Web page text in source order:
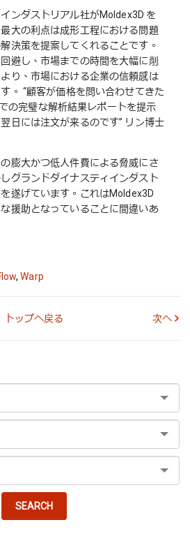
ンダストリアル社がMoldex3D を
大の利点は成形工程における問題
決策を提案してくれることです。
避し、市場までの時間を大幅に削
り、市場における企業の信頼感は
。 “顧客が価格を問い合わせてきた
の完璧な解析結果レポートを提示
日には注文が来るのです” リン博士
膨大かつ低人件費による脅威にさ
グランドダイナスティインダスト
遂げています。これはMoldex3D
援助となっていることに間違いあ
,Warp
トップへ戻る 次へ
SEARCH